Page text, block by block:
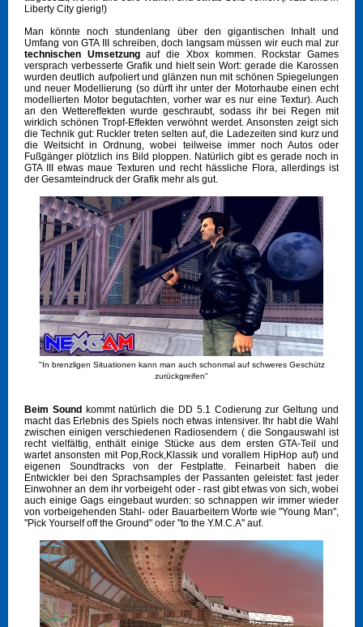
Liberty City gierig!)
Man könnte noch stundenlang über den gigantischen Inhalt und
Umfang von GTA III schreiben, doch langsam müssen wir euch mal zur
technischen Umsetzungauf die Xbox kommen. Rockstar Games
versprach verbesserte Grafik und hielt sein Wort: gerade die Karossen
wurden deutlich aufpoliert und glänzen nun mit schönen Spiegelungen
und neuer Modellierung (so dürft ihr unter der Motorhaube einen echt
modellierten Motor begutachten, vorher war es nur eine Textur). Auch
an den Wettereffekten wurde geschraubt, sodass ihr bei Regen mit
wirklich schönen Tropf-Effekten verwöhnt werdet. Ansonsten zeigt sich
die Technik gut: Ruckler treten selten auf, die Ladezeiten sind kurz und
die Weitsicht in Ordnung, wobei teilweise immer noch Autos oder
Fußgänger plötzlich ins Bild ploppen. Natürlich gibt es gerade noch in
GTA III etwas maue Texturen und recht hässliche Flora, allerdings ist
der Gesamteindruck der Grafik mehr als gut.
"In brenzligen Situationen kann man auch schonmal auf schweres Geschütz
zurückgreifen"
Beim Sound kommt natürlich die DD 5.1 Codierung zur Geltung und
macht das Erlebnis des Spiels noch etwas intensiver. Ihr habt die Wahl
zwischen einigen verschiedenen Radiosendern ( die Songauswahl ist
recht vielfältig, enthält einige Stücke aus dem ersten GTA-Teil und
wartet ansonsten mit Pop,Rock,Klassik und vorallem HipHop auf) und
eigenen Soundtracks von der Festplatte. Feinarbeit haben die
Entwickler bei den Sprachsamples der Passanten geleistet: fast jeder
Einwohner an dem ihr vorbeigeht oder - rast gibt etwas von sich, wobei
auch einige Gags eingebaut wurden: so schnappen wir immer wieder
von vorbeigehenden Stahl- oder Bauarbeitern Worte wie "Young Man",
"Pick Yourself off the Ground" oder "to the Y.M.C.A" auf.